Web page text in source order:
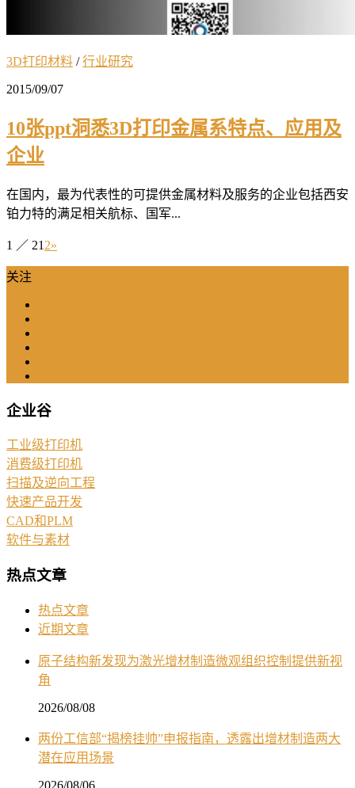
3D打印材料 /行业研究
2015/09/07
10张ppt洞悉3D打印金属系特点、应用及
企业
在国内，最为代表性的可提供金属材料及服务的企业包括西安
铂力特的满足相关航标、国军...
1 ／ 21 2»
关注
企业谷
工业级打印机
消费级打印机
扫描及逆向工程
快速产品开发
CAD和PLM
软件与素材
热点文章
热点文章
近期文章
原子结构新发现为激光增材制造微观组织控制提供新视
角
2026/08/08
两份工信部“揭榜挂帅”申报指南，透露出增材制造两大
潜在应用场景
2026/08/06